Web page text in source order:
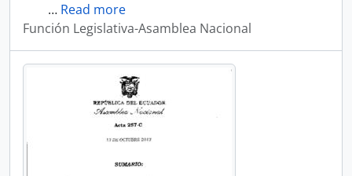
… Read more
Función Legislativa-Asamblea Nacional